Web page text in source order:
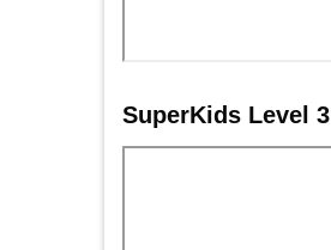
SuperKids Level 3